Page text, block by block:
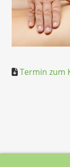
Termin zum